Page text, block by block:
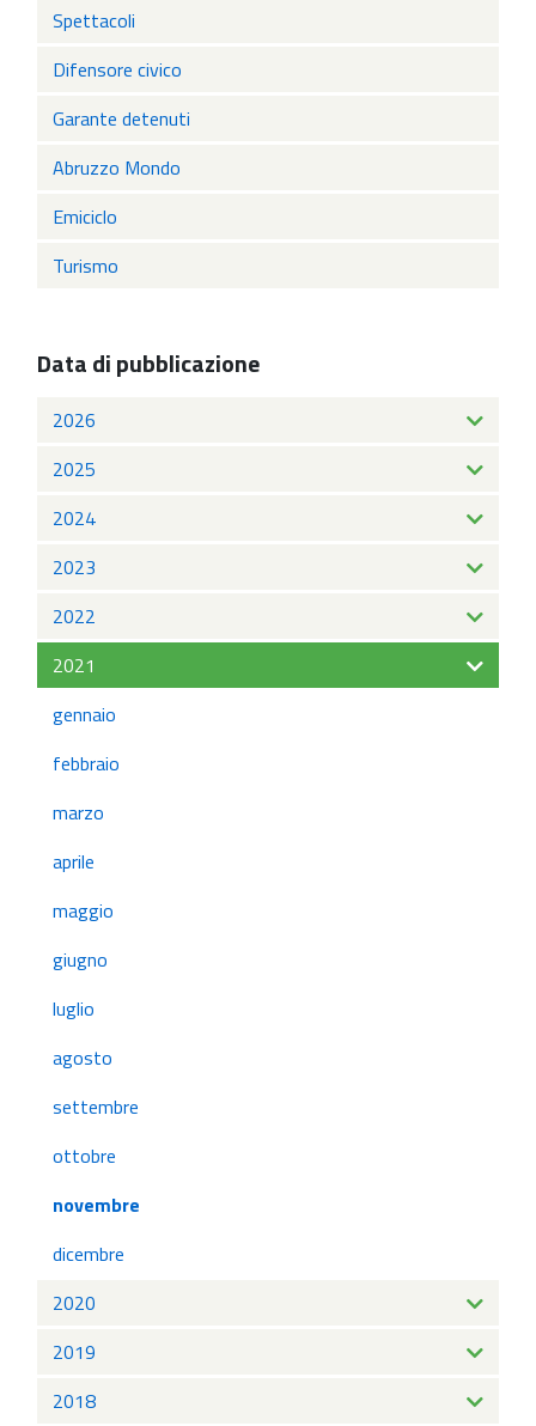
Spettacoli
Difensore civico
Garante detenuti
Abruzzo Mondo
Emiciclo
Turismo
Data di pubblicazione
2026
2025
2024
2023
2022
2021
gennaio
febbraio
marzo
aprile
maggio
giugno
luglio
agosto
settembre
ottobre
novembre
dicembre
2020
2019
2018